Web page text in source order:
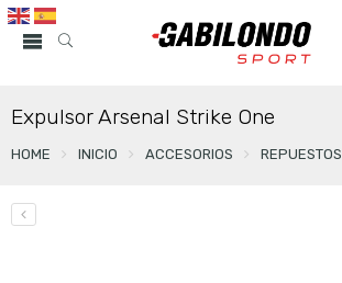
Expulsor Arsenal Strike One
HOME INICIO ACCESORIOS REPUESTOS